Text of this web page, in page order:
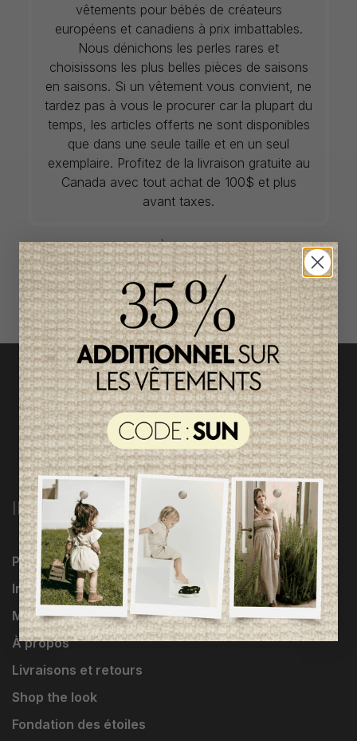
vêtements pour bébés de créateurs
européens et canadiens à prix imbattables.
Nous dénichons les perles rares et
choisissons les plus belles pièces de saisons
en saisons. Si un vêtement vous convient, ne
tardez pas à vous le procurer car la plupart du
temps, les articles offerts ne sont disponibles
que dans une seule taille et en un seul
exemplaire. Profitez de la livraison gratuite au
Canada avec tout achat de 100$ et plus
avant taxes.
ACCÈS RAPIDE
magasinez par catégorie
INFORMATIONS
Programme Loyauté
Influenceuses
Marques
À propos
Livraisons et retours
Shop the look
Fondation des étoiles